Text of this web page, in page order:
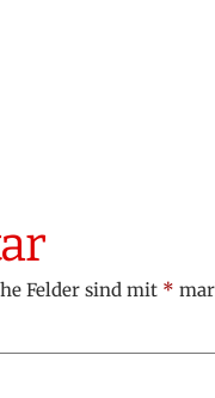
Felder sind mit *